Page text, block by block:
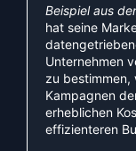
Beispiel aus
hat seine
Unternehmen
zu bestimmen,
Kampagnen
erheblichen
effizienteren